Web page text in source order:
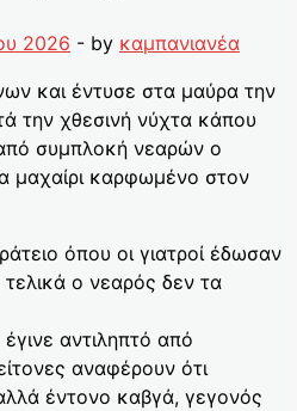
2026 - by καμπανιανέα
και έντυσε στα μαύρα την
την χθεσινή νύχτα κάπου
συμπλοκή νεαρών ο
μαχαίρι καρφωμένο στον
όπου οι γιατροί έδωσαν
ο νεαρός δεν τα
αντιληπτό από
αναφέρουν ότι
έντονο καβγά, γεγονός